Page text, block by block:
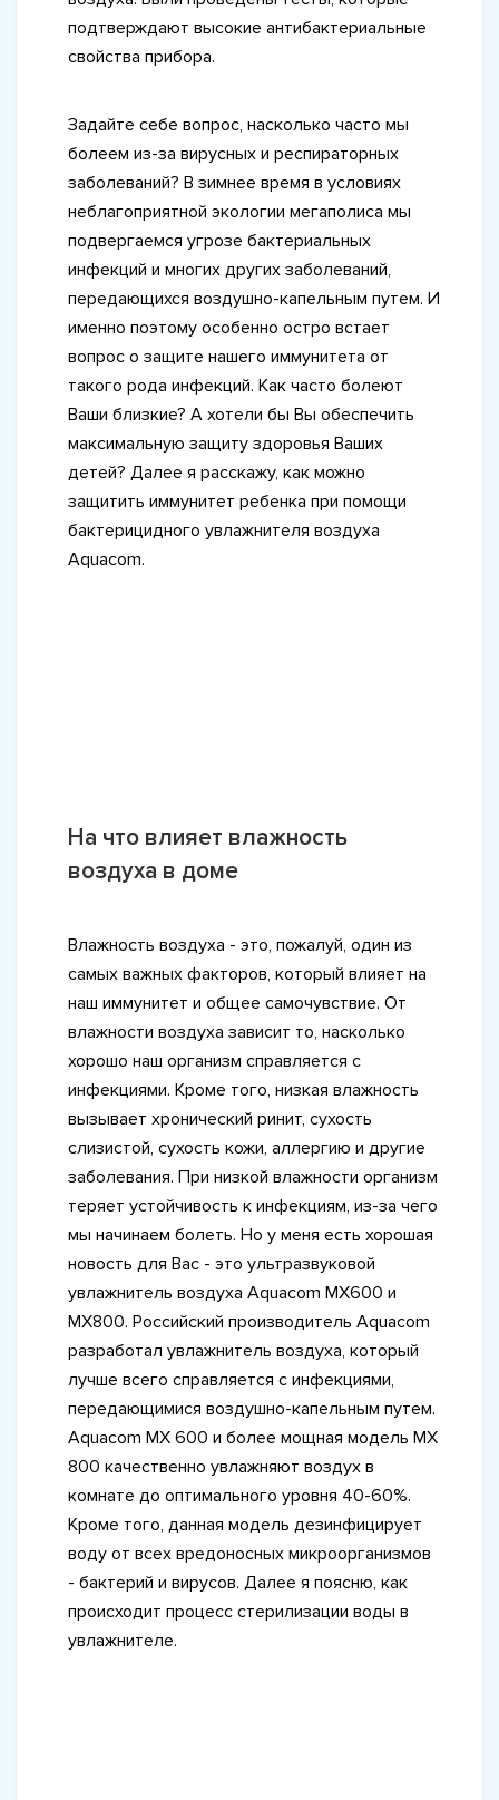
подтверждают высокие антибактериальные
свойства прибора.
Задайте себе вопрос, насколько часто мы
болеем из-за вирусных и респираторных
заболеваний? В зимнее время в условиях
неблагоприятной экологии мегаполиса мы
подвергаемся угрозе бактериальных
инфекций и многих других заболеваний,
передающихся воздушно-капельным путем. И
именно поэтому особенно остро встает
вопрос о защите нашего иммунитета от
такого рода инфекций. Как часто болеют
Ваши близкие? А хотели бы Вы обеспечить
максимальную защиту здоровья Ваших
детей? Далее я расскажу, как можно
защитить иммунитет ребенка при помощи
бактерицидного увлажнителя воздуха
Aquacom.
На что влияет влажность
воздуха в доме
Влажность воздуха - это, пожалуй, один из
самых важных факторов, который влияет на
наш иммунитет и общее самочувствие. От
влажности воздуха зависит то, насколько
хорошо наш организм справляется с
инфекциями. Кроме того, низкая влажность
вызывает хронический ринит, сухость
слизистой, сухость кожи, аллергию и другие
заболевания. При низкой влажности организм
теряет устойчивость к инфекциям, из-за чего
мы начинаем болеть. Но у меня есть хорошая
новость для Вас - это ультразвуковой
увлажнитель воздуха Aquacom MX600 и
MX800. Российский производитель Aquacom
разработал увлажнитель воздуха, который
лучше всего справляется с инфекциями,
передающимися воздушно-капельным путем.
Aquacom MX 600 и более мощная модель MX
800 качественно увлажняют воздух в
комнате до оптимального уровня 40-60%.
Кроме того, данная модель дезинфицирует
воду от всех вредоносных микроорганизмов
- бактерий и вирусов. Далее я поясню, как
происходит процесс стерилизации воды в
увлажнителе.